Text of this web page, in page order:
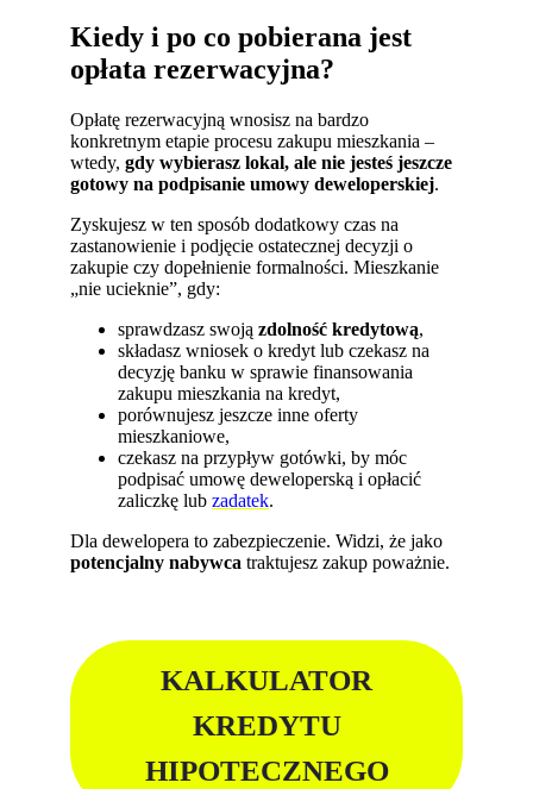
Kiedy i po co pobierana jest
opłata rezerwacyjna?
Opłatę rezerwacyjną wnosisz na bardzo
konkretnym etapie procesu zakupu mieszkania –
wtedy,gdy wybierasz lokal, ale nie jesteś jeszcze
gotowy na podpisanie umowy deweloperskiej.
Zyskujesz w ten sposób dodatkowy czas na
zastanowienie i podjęcie ostatecznej decyzji o
zakupie czy dopełnienie formalności. Mieszkanie
„nie ucieknie”, gdy:
sprawdzasz swojązdolność kredytową,
składasz wniosek o kredyt lub czekasz na
decyzję banku w sprawie finansowania
zakupu mieszkania na kredyt,
porównujesz jeszcze inne oferty
mieszkaniowe,
czekasz na przypływ gotówki, by móc
podpisać umowę deweloperską i opłacić
zaliczkę lubzadatek.
Dla dewelopera to zabezpieczenie. Widzi, że jako
potencjalny nabywca traktujesz zakup poważnie.
KALKULATOR
KREDYTU
HIPOTECZNEGO